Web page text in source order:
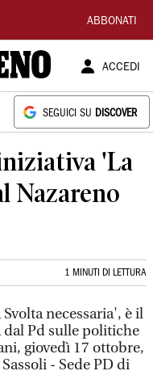
ABBONATI
ACCEDI
SEGUICI SU DISCOVER
'La
Nazareno
1 MINUTI DI LETTURA
necessaria', è il
Pd sulle politiche
giovedì 17 ottobre,
- Sede PD di